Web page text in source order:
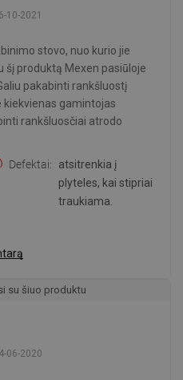
10-2021
stovo, nuo kurio jie
šį produktą Mexen pasiūloje
pakabinti rankšluostį
kiekvienas gamintojas
rankšluosčiai atrodo
Defektai
atsitrenkia į
plyteles, kai stipriai
traukiama.
su šiuo produktu
06-2020